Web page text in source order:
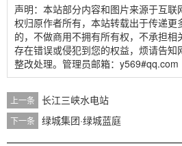
声明：本站部分内容和图片来源于互
权归原作者所有，本站转载出于传递更
的，不做商用不拥有所有权，不承担
存在错误或侵犯到您的权益，烦请告知
整改处理。管理员邮箱：y569#qq.com
上一条 长江三峡水电站
下一条 绿城集团·绿城蓝庭